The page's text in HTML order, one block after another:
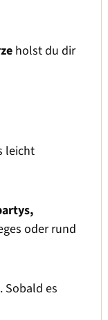
holst du dir
leicht
oder rund
. Sobald es